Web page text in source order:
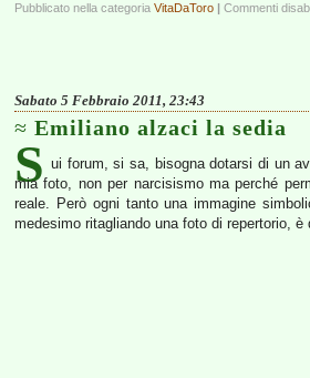
Pubblicato nella categoria VitaDaToro | Commenti
Sabato 5 Febbraio 2011, 23:43
Emiliano alzaci la sedia
S ui forum, si sa, bisogna dotarsi di un
mia foto, non per narcisismo ma perché
reale. Però ogni tanto una immagine
medesimo ritagliando una foto di repertorio, è